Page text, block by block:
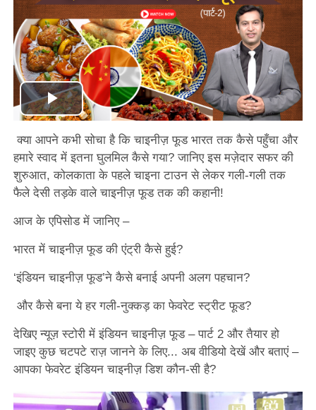
Play
Video
क्या आपने कभी सोचा है कि चाइनीज़ फूड भारत तक कैसे पहुँचा और
हमारे स्वाद में इतना घुलमिल कैसे गया? जानिए इस मज़ेदार सफर की
शुरुआत, कोलकाता के पहले चाइना टाउन से लेकर गली-गली तक
फैले देसी तड़के वाले चाइनीज़ फूड तक की कहानी!
आज के एपिसोड में जानिए –
भारत में चाइनीज़ फूड की एंट्री कैसे हुई?
‘इंडियन चाइनीज़ फूड’ने कैसे बनाई अपनी अलग पहचान?
और कैसे बना ये हर गली-नुक्कड़ का फेवरेट स्ट्रीट फूड?
देखिए न्यूज़ स्टोरी में इंडियन चाइनीज़ फूड – पार्ट 2 और तैयार हो
जाइए कुछ चटपटे राज़ जानने के लिए... अब वीडियो देखें और बताएं –
आपका फेवरेट इंडियन चाइनीज़ डिश कौन-सी है?